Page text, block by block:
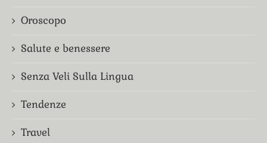
Oroscopo
Salute e benessere
Senza Veli Sulla Lingua
Tendenze
Travel